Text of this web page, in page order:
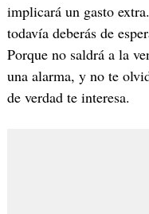
implicará un gasto
todavía deberás de
Porque no saldrá a la
una alarma, y no te
de verdad te interesa.